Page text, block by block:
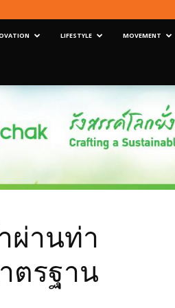
LIFESTYLE MOVEMENT
าตรฐานใหม่อุตฯโลจิสติกส์
ผ่านท่า
ตรฐาน